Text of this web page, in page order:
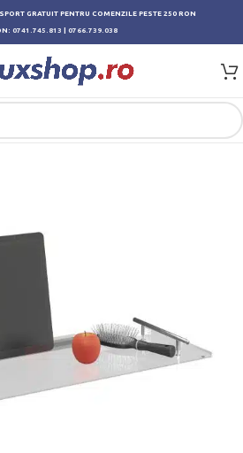
GRATUIT PENTRU COMENZILE PESTE 250 RON
0741.745.813 0766.739.038